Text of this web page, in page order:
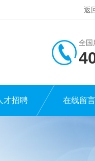
返
全国
才招聘 在线留言